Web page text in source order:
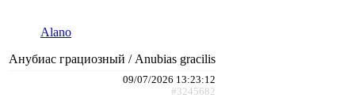
Alano
Анубиас грациозный / Anubias gracilis
09/07/2026 13:23:12
#3245682